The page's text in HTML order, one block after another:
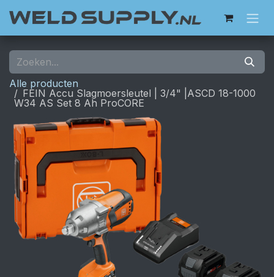
Alle producten
FEIN Accu Slagmoersleutel | 3/4" |ASCD 18-1000
W34 AS Set 8 Ah ProCORE